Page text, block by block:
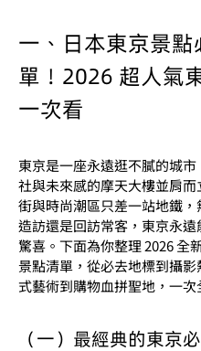
一、日本東京景點
單！2026 超人氣
一次看
東京是一座永遠逛不膩的城市
社與未來感的摩天大樓並肩
街與時尚潮區只差一站地鐵，
造訪還是回訪常客，東京永遠
驚喜。下面為你整理 2026 全
景點清單，從必去地標到攝
式藝術到購物血拼聖地，一次
（一）最經典的東京